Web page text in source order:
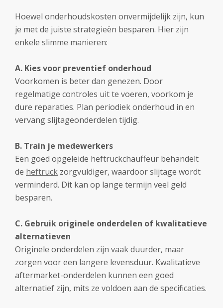
Hoewel onderhoudskosten onvermijdelijk zijn, kun
je met de juiste strategieën besparen. Hier zijn
enkele slimme manieren:
A. Kies voor preventief onderhoud
Voorkomen is beter dan genezen. Door
regelmatige controles uit te voeren, voorkom je
dure reparaties. Plan periodiek onderhoud in en
vervang slijtageonderdelen tijdig.
B. Train je medewerkers
Een goed opgeleide heftruckchauffeur behandelt
de heftruck zorgvuldiger, waardoor slijtage wordt
verminderd. Dit kan op lange termijn veel geld
besparen.
C. Gebruik originele onderdelen of kwalitatieve
alternatieven
Originele onderdelen zijn vaak duurder, maar
zorgen voor een langere levensduur. Kwalitatieve
aftermarket-onderdelen kunnen een goed
alternatief zijn, mits ze voldoen aan de specificaties.